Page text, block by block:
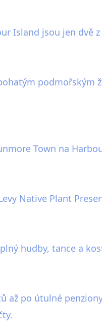
Island jsou jen dvě
podmořským
Town na
Native Plant
hudby, tance a
po útulné